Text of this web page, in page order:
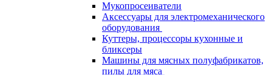
Мукопросеиватели
Аксессуары для электромеханического
оборудования
Куттеры, процессоры кухонные и
бликсеры
Машины для мясных полуфабрикатов,
пилы для мяса